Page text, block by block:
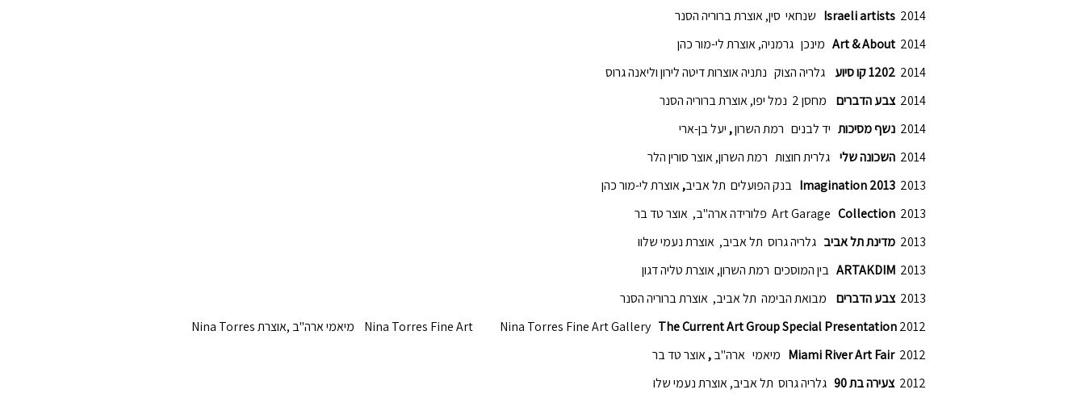
2014
Israeli artists שנחאי סין, אוצרת ברוריה הסנר
2014
Art & About מינכן גרמניה, אוצרת לי-מור כהן
2014
גלריה הצוק נתניה אוצרות דיטה לירון וליאנה גרוס
2014 צבע הדברים
מחסן 2 נמל יפו, אוצרת ברוריה הסנר
2014 נשף מסיכות יד לבנים רמת השרון, יעל בן-ארי
2014 השכונה שלי גלרית חוצות רמת השרון, אוצר סורין הלר
2013
Imagination 2013 בנק הפועלים תל אביב,אוצרת לי-מור כהן
2013
Collection
Art Garage פלורידה ארה"ב, אוצר טד בר
2013 מדינת תל אביב גלריה גרוס תל אביב, אוצרת נעמי שלוו
2013
ARTAKDIM בין המוסכים רמת השרון, אוצרת טליה דגון
2013 צבע הדברים
מבואת הבימה תל אביב, אוצרת ברוריה הסנר
2012
The Current Art Group Special Presentation
Nina Torres Fine Art Gallery
Nina Torres Fine Art מיאמי ארה"ב ,אוצרתNina Torres
2012
Miami River Art Fair מיאמי ארה"ב,אוצר טד בר
2012 צעירה בת 90
גלריה גרוס תל אביב, אוצרת נעמי שלו